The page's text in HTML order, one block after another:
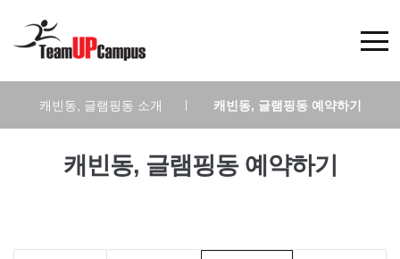
캐빈동, 글램핑동 소개 캐빈동, 글램핑동 예약하기
캐빈동, 글램핑동 예약하기